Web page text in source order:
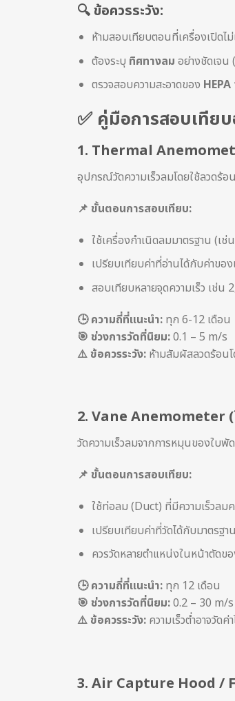
🔍 ข้อควรระวัง:
ห้ามสอบเทียบตอนที่เครื่องเปิดไ
ต้องระบุ ทิศทางลม อย่างชัดเจ
ตรวจสอบความสะอาดของ
✅ คู่มือการสอบเที
1. Thermal
อุปกรณ์วัดความเร็วลมโดยใช้ลวด
📌 ขั้นตอนการสอบเทียบ:
ใช้เครื่องกำเนิดลมมาตรฐาน (เ
เปรียบเทียบค่าที่อ่านได้กับค่าขอ
สอบเทียบหลายจุดความเร็ว เช่น
🕒ความถี่ที่แนะนำ: ทุก 6-12 เดือน
🎯 ช่วงการวัดที่นิยม:0.1 – 5 m/s
⚠️ ข้อควรระวัง: ห้ามสัมผัสลวดร้อนโ
2. Vane Anemometer
วัดความเร็วลมจากการหมุนของใบพั
📌 ขั้นตอนการสอบเทียบ:
ใช้ท่อลม (Duct) ที่มีความเร็วลม
เปรียบเทียบค่าที่วัดได้กับมาตรฐาน
ควรวัดหลายตำแหน่งในหน้าตัด
🕒ความถี่ที่แนะนำ: ทุก 12 เดือน
🎯 ช่วงการวัดที่นิยม:0.2 – 30 m/s
⚠️ ข้อควรระวัง: ความเร็วต่ำอาจวั
3. Air Capture Hood /